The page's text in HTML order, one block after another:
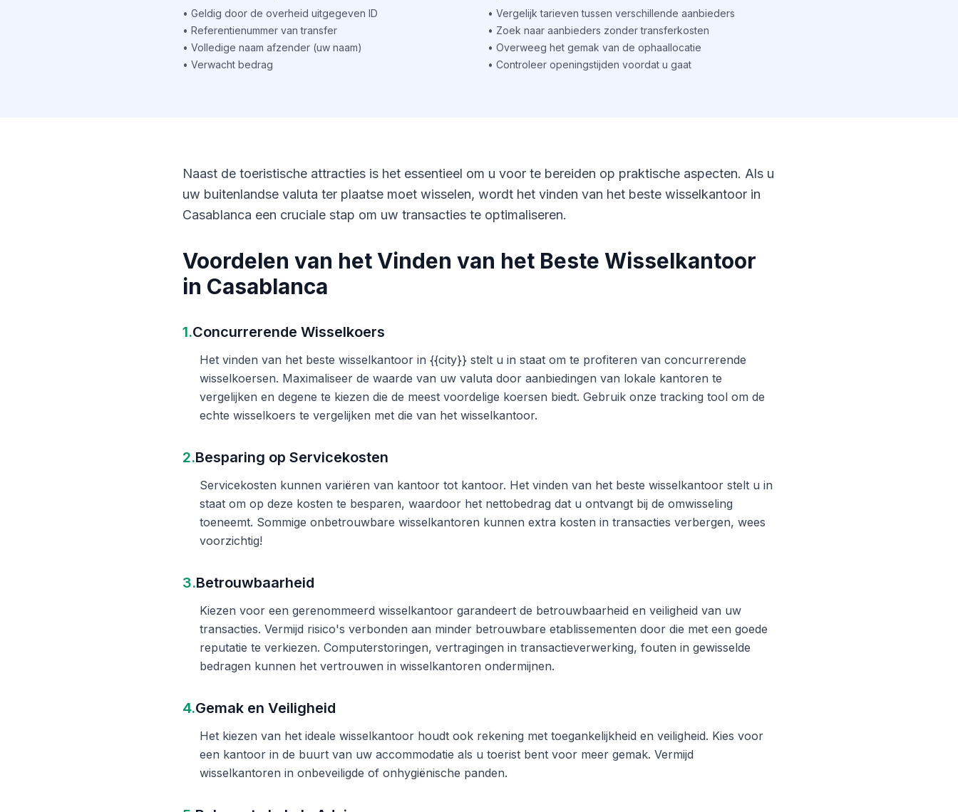
• Geldig door de overheid uitgegeven ID
• Referentienummer van transfer
• Volledige naam afzender (uw naam)
• Verwacht bedrag
• Vergelijk tarieven tussen verschillende aanbieders
• Zoek naar aanbieders zonder transferkosten
• Overweeg het gemak van de ophaallocatie
• Controleer openingstijden voordat u gaat
Naast de toeristische attracties is het essentieel om u voor te bereiden op praktische aspecten. Als u
uw buitenlandse valuta ter plaatse moet wisselen, wordt het vinden van het beste wisselkantoor in
Casablanca een cruciale stap om uw transacties te optimaliseren.
Voordelen van het Vinden van het Beste Wisselkantoor
in Casablanca
1.Concurrerende Wisselkoers
Het vinden van het beste wisselkantoor in {{city}} stelt u in staat om te profiteren van concurrerende
wisselkoersen. Maximaliseer de waarde van uw valuta door aanbiedingen van lokale kantoren te
vergelijken en degene te kiezen die de meest voordelige koersen biedt. Gebruik onze tracking tool om de
echte wisselkoers te vergelijken met die van het wisselkantoor.
2.Besparing op Servicekosten
Servicekosten kunnen variëren van kantoor tot kantoor. Het vinden van het beste wisselkantoor stelt u in
staat om op deze kosten te besparen, waardoor het nettobedrag dat u ontvangt bij de omwisseling
toeneemt. Sommige onbetrouwbare wisselkantoren kunnen extra kosten in transacties verbergen, wees
voorzichtig!
3.Betrouwbaarheid
Kiezen voor een gerenommeerd wisselkantoor garandeert de betrouwbaarheid en veiligheid van uw
transacties. Vermijd risico's verbonden aan minder betrouwbare etablissementen door die met een goede
reputatie te verkiezen. Computerstoringen, vertragingen in transactieverwerking, fouten in gewisselde
bedragen kunnen het vertrouwen in wisselkantoren ondermijnen.
4.Gemak en Veiligheid
Het kiezen van het ideale wisselkantoor houdt ook rekening met toegankelijkheid en veiligheid. Kies voor
een kantoor in de buurt van uw accommodatie als u toerist bent voor meer gemak. Vermijd
wisselkantoren in onbeveiligde of onhygiënische panden.